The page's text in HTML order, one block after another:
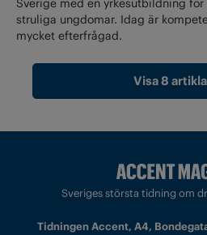
Sverige med en yrkesutbildning
struliga ungdomar. Idag är
mycket efterfrågad.
Visa 8
Sveriges största tidning om
Tidningen Accent, A4,